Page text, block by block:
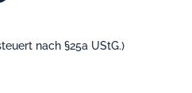
nach §25a UStG.)